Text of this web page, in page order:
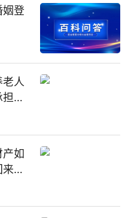
姻登
老人
债
产如
来